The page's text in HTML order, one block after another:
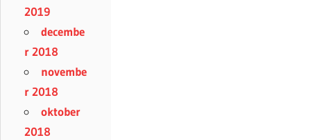
2019
decembe
r 2018
novembe
r 2018
oktober
2018